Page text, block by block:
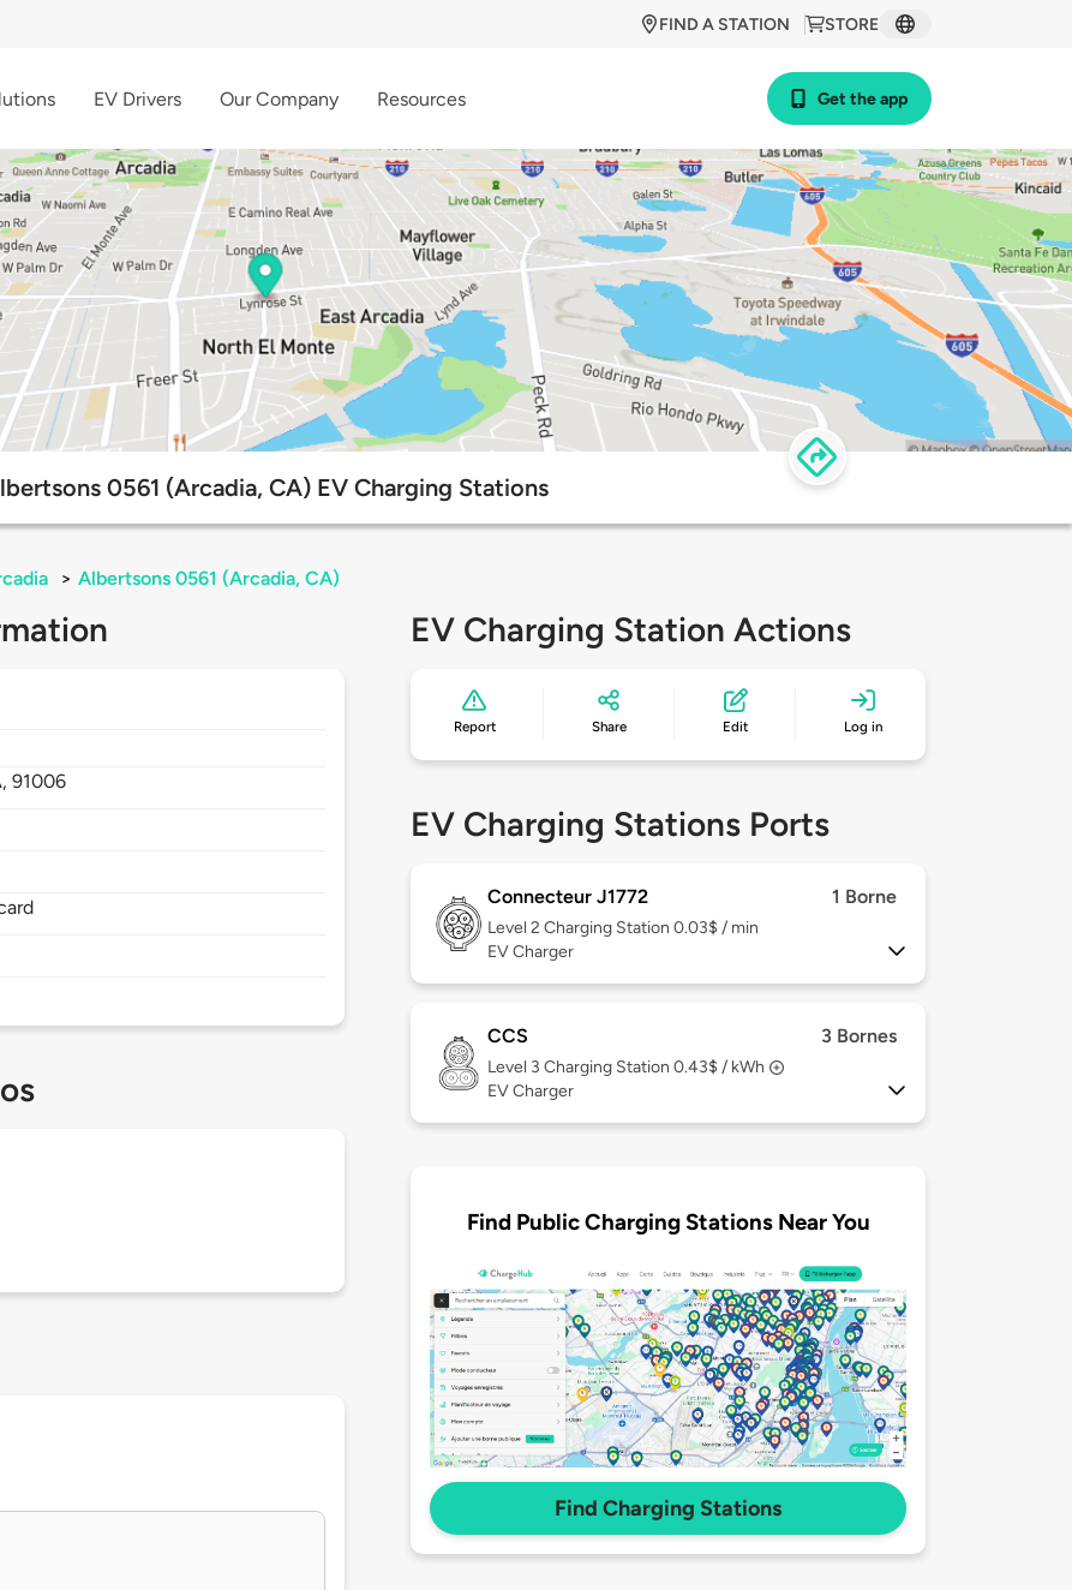
STORE
FIND A STATION
EV Drivers Our Company Resources Get the app
0561 (Arcadia, CA) EV Charging Stations
> Albertsons 0561 (Arcadia, CA)
91006
EV Charging Station Actions
Report Share Edit Log in
EV Charging Stations Ports
Connecteur J1772 1 Borne
Level 2 Charging Station 0.03$ / min
EV Charger
CCS 3 Bornes
Level 3 Charging Station 0.43$ / kWh
EV Charger
Find Public Charging Stations Near You
Find Charging Stations